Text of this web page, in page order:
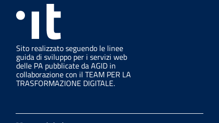
Sito realizzato seguendo le linee
guida di sviluppo per i servizi web
delle PA pubblicate da AGID in
collaborazione con il TEAM PER LA
TRASFORMAZIONE DIGITALE.